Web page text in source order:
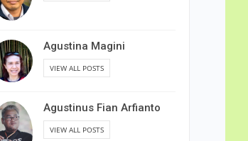
Agustina Magini
VIEW ALL POSTS
Agustinus Fian Arfianto
VIEW ALL POSTS